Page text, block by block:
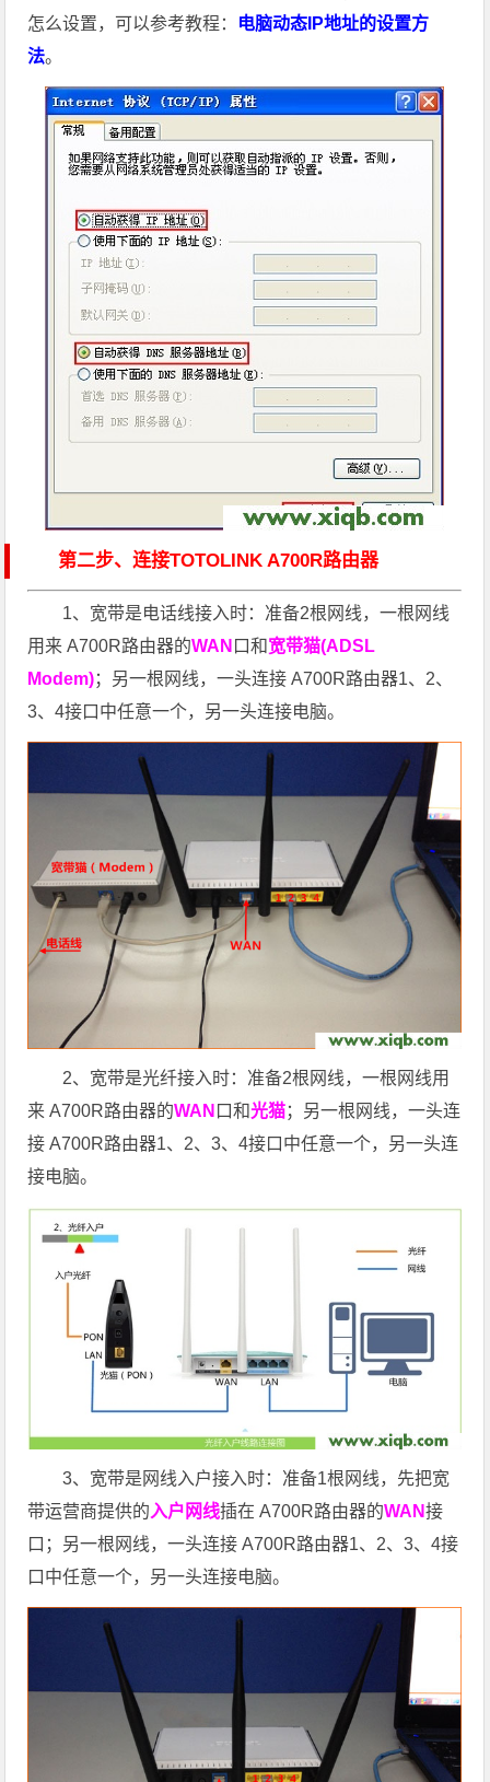
怎么设置，可以参考教程： 电脑动态IP地址的设置方
法。
第二步、连接TOTOLINK A700R路由器
1、宽带是电话线接入时：准备2根网线，一根网线
用来 A700R路由器的WAN 口和宽带猫(ADSL
Modem)；另一根网线，一头连接 A700R路由器1、2、
3、4接口中任意一个，另一头连接电脑。
2、宽带是光纤接入时：准备2根网线，一根网线用
来 A700R路由器的WAN 口和光猫；另一根网线，一头连
接 A700R路由器1、2、3、4接口中任意一个，另一头连
接电脑。
3、宽带是网线入户接入时：准备1根网线，先把宽
带运营商提供的入户网线插在 A700R路由器的WAN接
口；另一根网线，一头连接 A700R路由器1、2、3、4接
口中任意一个，另一头连接电脑。